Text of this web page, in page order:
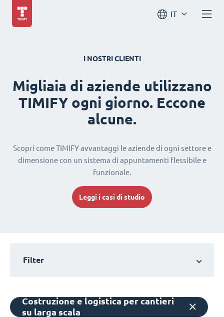
IT
I NOSTRI CLIENTI
Migliaia di aziende utilizzano
TIMIFY ogni giorno. Eccone
alcune.
Scopri come TIMIFY avvantaggi le aziende di ogni settore e
dimensione con un sistema di appuntamenti flessibile e
funzionale.
Leggi i casi di studio
Filter
Costruzione e logistica per cantieri
su larga scala